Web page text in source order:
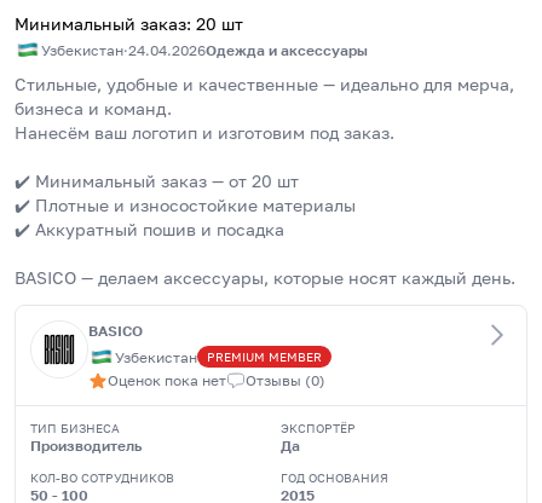
Минимальный заказ: 20 шт
Узбекистан·24.04.2026Одежда и аксессуары
Стильные, удобные и качественные — идеально для мерча,
бизнеса и команд.
Нанесём ваш логотип и изготовим под заказ.
✔️ Минимальный заказ — от 20 шт
✔️ Плотные и износостойкие материалы
✔️ Аккуратный пошив и посадка
BASICO — делаем аксессуары, которые носят каждый день.
BASICO
Узбекистан
PREMIUM MEMBER
Оценок пока нет Отзывы (0)
ТИП БИЗНЕСА
Производитель
ЭКСПОРТЁР
Да
КОЛ-ВО СОТРУДНИКОВ
50 - 100
ГОД ОСНОВАНИЯ
2015